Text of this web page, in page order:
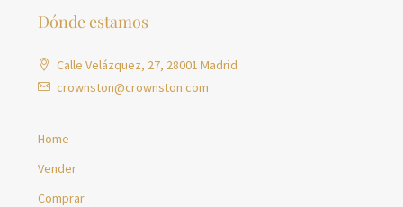
Dónde estamos
Calle Velázquez, 27, 28001 Madrid
crownston@crownston.com
Home
Vender
Comprar